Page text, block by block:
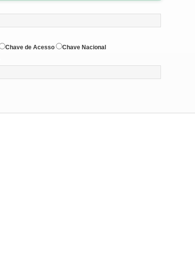
Chave de Acesso
Chave Nacional